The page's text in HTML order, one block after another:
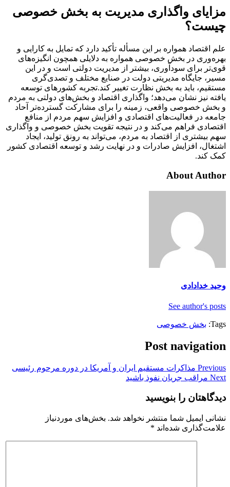
مزایای واگذاری مدیریت به بخش خصوصی
چیست؟
علم اقتصاد همواره بر این مسأله تأکید دارد که تمایل به کارایی و
بهره‌وری در بخش خصوصی همواره به دلایلی همچون انگیزه‌های
قوی‌تر برای سودآوری، بیشتر از مدیریت دولتی است و در این
مسیر، جایگاه مدیریتی دولت در صنایع مختلف و تصدی‌گری
مستقیم، باید به بخش نظارت تغییر کند.تجربه کشور‌های توسعه
یافته نیز نشان می‌دهد؛ واگذاری اقتصاد و بخش‌های دولتی به مردم
و بخش خصوصی واقعی، زمینه را برای مشارکت گسترده‌تر آحاد
جامعه در فعالیت‌های اقتصادی و افزایش سهم مردم از منافع
اقتصادی فراهم می‌کند و در نتیجه تقویت بخش خصوصی و واگذاری
سهم بیشتری از اقتصاد به مردم، می‌تواند به رونق تولید، ایجاد
اشتغال، افزایش صادرات و در نهایت رشد و توسعه اقتصادی کشور
کمک کند.
About Author
وحید خدادادی
See author's posts
Tags: بخش خصوصی
Post navigation
Previous مذاکرات مستقیم ایران و آمریکا در دوره مرحوم رئیسی
Next مراقب جریان نفوذ باشید
دیدگاهتان را بنویسید
نشانی ایمیل شما منتشر نخواهد شد. بخش‌های موردنیاز
علامت‌گذاری شده‌اند *